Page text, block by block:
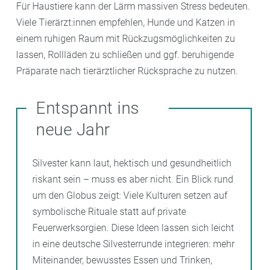
Für Haustiere kann der Lärm massiven Stress bedeuten.
Viele Tierärzt:innen empfehlen, Hunde und Katzen in
einem ruhigen Raum mit Rückzugsmöglichkeiten zu
lassen, Rollläden zu schließen und ggf. beruhigende
Präparate nach tierärztlicher Rücksprache zu nutzen.
Entspannt ins
neue Jahr
Silvester kann laut, hektisch und gesundheitlich
riskant sein – muss es aber nicht. Ein Blick rund
um den Globus zeigt: Viele Kulturen setzen auf
symbolische Rituale statt auf private
Feuerwerksorgien. Diese Ideen lassen sich leicht
in eine deutsche Silvesterrunde integrieren: mehr
Miteinander, bewusstes Essen und Trinken,